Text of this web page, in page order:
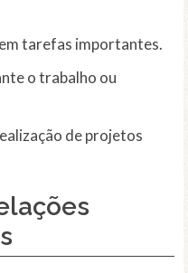
tarefas importantes.
o trabalho ou
de projetos